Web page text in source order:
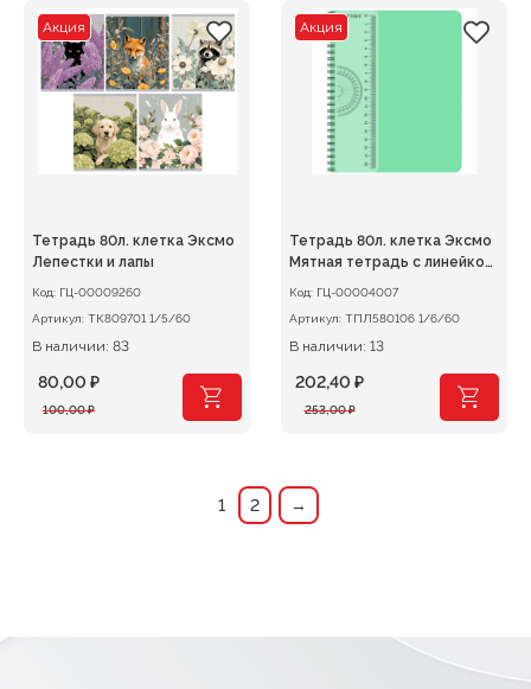
253,00 ₽.
253,00 ₽.
Акция
Тетрадь 80л. клетка Эксмо
Лепестки и лапы
Код: ГЦ-00009260
Артикул:
ТК809701 1/5/60
В наличии: 83
100,00₽
Первоначальная
80,00 ₽
Текущая
Акция
Тетрадь 80л. клетка Эксмо
Мятная тетрадь с линейкой,
Код: ГЦ-00004007
Артикул:
ТПЛ580106 1/6/60
В наличии: 13
253,00₽
Первоначальная
202,40 ₽
Текущая
1 2 →